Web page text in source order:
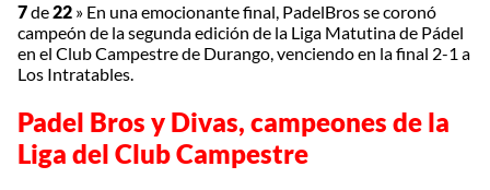
7de22 » En una emocionante final, PadelBros se coronó
campeón de la segunda edición de la Liga Matutina de Pádel
en el Club Campestre de Durango, venciendo en la final 2-1 a
Los Intratables.
Padel Bros y Divas, campeones de la
Liga del Club Campestre